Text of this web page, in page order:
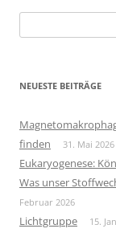
nach:
NEUESTE BEITRÄGE
finden
31. Mai 2026
Eukaryogenese:
Was unser
Februar 2026
Lichtgruppe 15.